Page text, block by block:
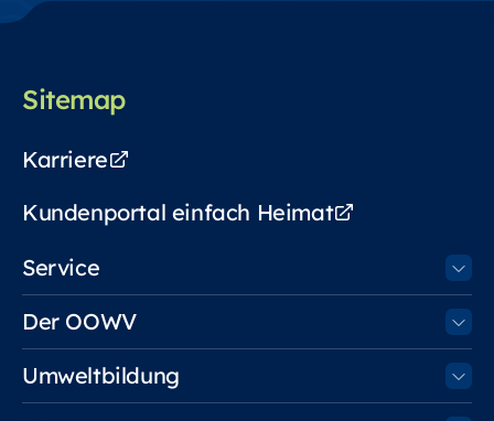
Sitemap
Service
Der OOWV
Umweltbildung
Karriere
Kundenportal einfach Heimat